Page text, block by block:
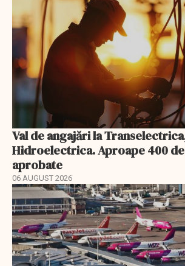
Val de angajări la
Hidroelectrica. Aproape 400
aprobate
06 AUGUST 2026